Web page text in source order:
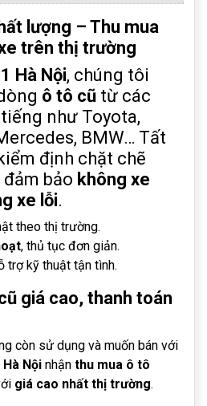
lượng – Thu mua
trên thị trường
Hà Nội, chúng tôi
ô tô cũtừ các
như Toyota,
BMW… Tất
định chặt chẽ
bảo không xe
xe lỗi.
theo thị trường.
, thủ tục đơn giản.
trợ kỹ thuật tận tình.
giá cao, thanh toán
còn sử dụng và muốn bán với
Hà Nộinhận thu mua ô tô
giá cao nhất thị trường.